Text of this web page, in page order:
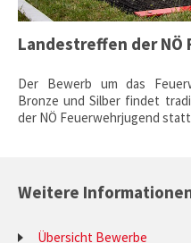
Landestreffen der
Der Bewerb um das
Bronze und Silber findet
der NÖ Feuerwehrjugend
Weitere
Übersicht Bewerbe